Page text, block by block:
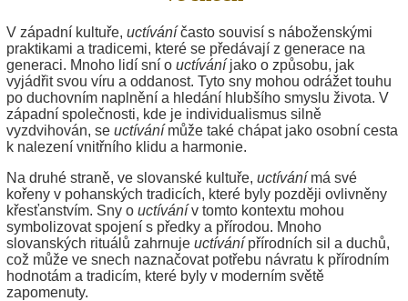
V západní kultuře, uctíváníčasto souvisí s náboženskými
praktikami a tradicemi, které se předávají z generace na
generaci. Mnoho lidí sní o uctíváníjako o způsobu, jak
vyjádřit svou víru a oddanost. Tyto sny mohou odrážet touhu
po duchovním naplnění a hledání hlubšího smyslu života. V
západní společnosti, kde je individualismus silně
vyzdvihován, se uctívánímůže také chápat jako osobní cesta
k nalezení vnitřního klidu a harmonie.
Na druhé straně, ve slovanské kultuře, uctívánímá své
kořeny v pohanských tradicích, které byly později ovlivněny
křesťanstvím. Sny o uctívánív tomto kontextu mohou
symbolizovat spojení s předky a přírodou. Mnoho
slovanských rituálů zahrnuje uctívánípřírodních sil a duchů,
což může ve snech naznačovat potřebu návratu k přírodním
hodnotám a tradicím, které byly v moderním světě
zapomenuty.